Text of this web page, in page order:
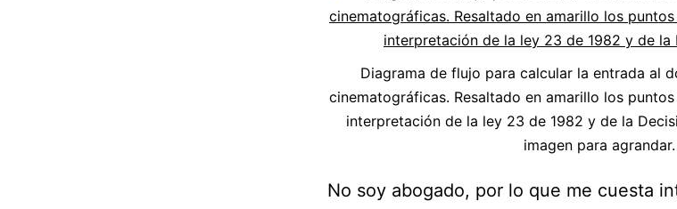
Diagrama de flujo para calcular la entrada al
cinematográficas. Resaltado en amarillo los
interpretación de la ley 23 de 1982 y de la
imagen para agrandar.
No soy abogado, por lo que me cuesta